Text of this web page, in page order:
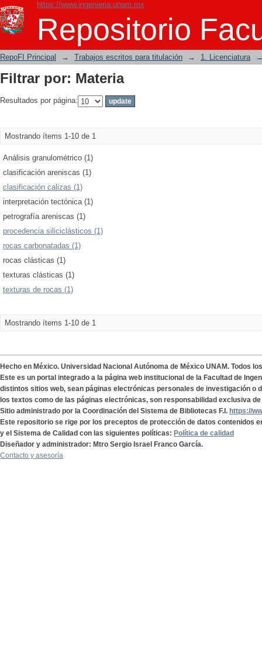
https://www.ingenieria.unam.mx
Repositorio
Filtrar por: Materia
RepoFI Principal → Trabajos escritos para titulación → 1. Licenciatura
Filtrar por: Materia
Resultados por página:
Mostrando ítems 1-10 de 1
Análisis granulométrico (1)
clasificación areniscas (1)
clasificación calizas (1)
interpretación tectónica (1)
petrografía areniscas (1)
procedencia siliciclásticos (1)
rocas carbonatadas (1)
rocas clásticas (1)
texturas clásticas (1)
texturas de rocas (1)
Mostrando ítems 1-10 de 1
Hecho en México. Universidad Nacional Autónoma de México UNAM. Todos
Este es un portal integrado a la página web institucional de la Facultad de
distintos sitios web, sean páginas electrónicas personales de investigación o
los textos como de las páginas electrónicas, son responsabilidad exclusiva
Sitio administrado por la Coordinación del Sistema de Bibliotecas F.I. https://
Este repositorio se rige por los preceptos de protección de datos contenidos
y el Sistema de Calidad con las siguientes políticas: Política de calidad
Diseñador y administrador: Mtro Sergio Israel Franco García.
Contacto y asesoría